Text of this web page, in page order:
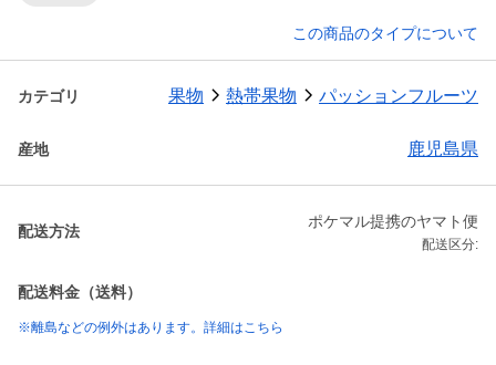
この商品のタイプについて
カテゴリ 果物 熱帯果物 パッションフルーツ
産地 鹿児島県
配送方法
ポケマル提携のヤマト便
配送区分:
配送料金（送料）
※離島などの例外はあります。詳細はこちら